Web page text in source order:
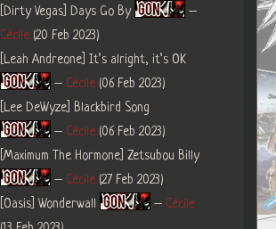
[Dirty Vegas] Days Go By
–
Cécile(20 Feb 2023)
[Leah Andreone] It’s alright, it’s OK
– Cécile(06 Feb 2023)
[Lee DeWyze] Blackbird Song
– Cécile(06 Feb 2023)
[Maximum The Hormone] Zetsubou Billy
– Cécile(27 Feb 2023)
[Oasis] Wonderwall
– Cécile